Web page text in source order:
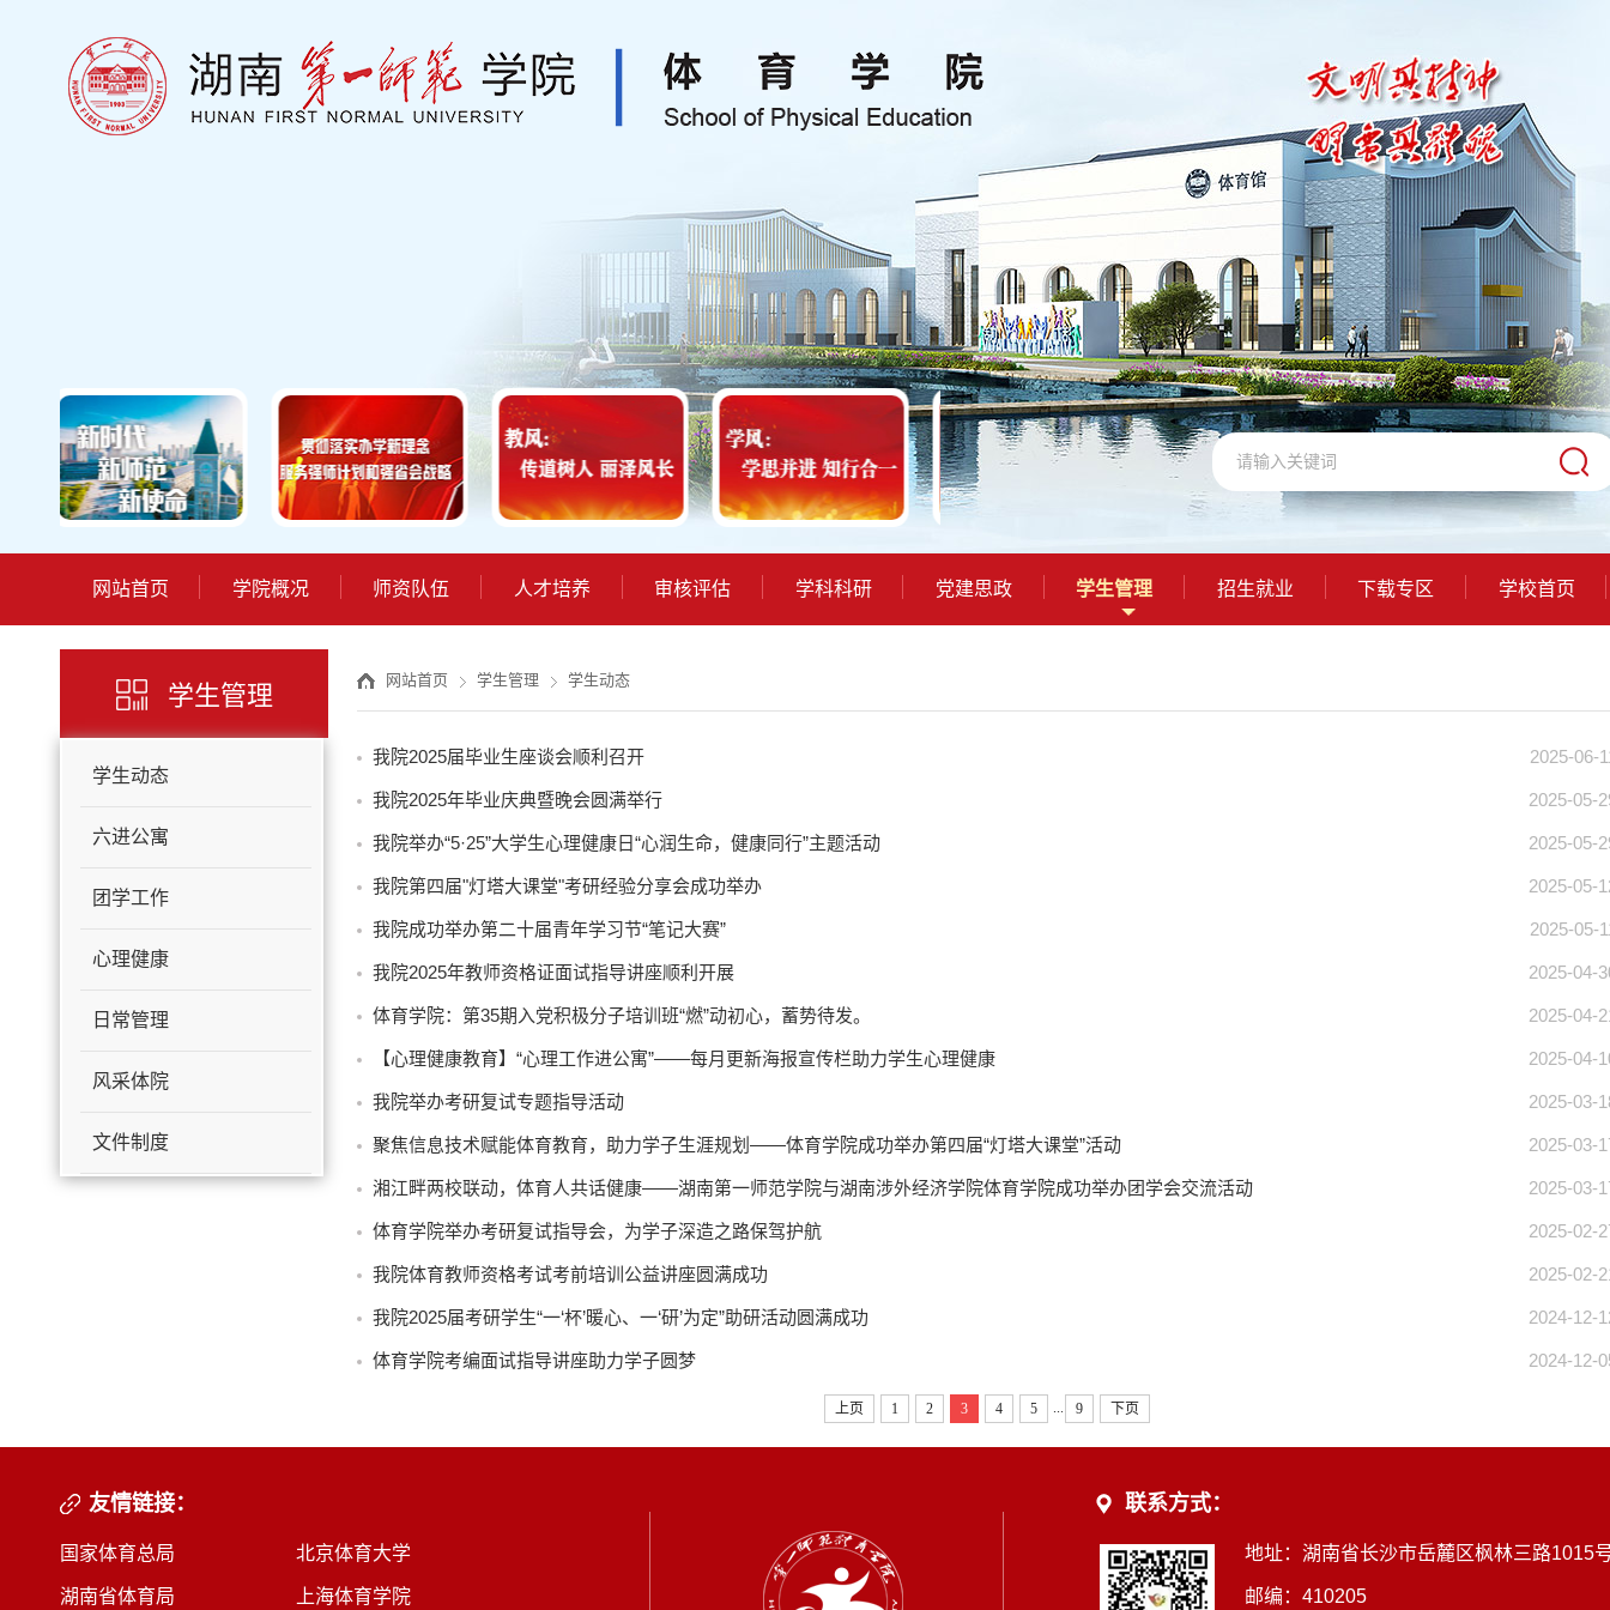
网站首页 学院概况 师资队伍 人才培养 审核评估 学科科研 党建思政 学生管理 招生就业 下载专区 学校首页
学生管理
学生动态
六进公寓
团学工作
心理健康
日常管理
风采体院
文件制度
网站首页 学生管理 学生动态
2025-06-
我院2025届毕业生座谈会顺利召开
2025-05-
我院2025年毕业庆典暨晚会圆满举行
2025-05-
我院举办“5·25”大学生心理健康日“心润生命，健康同行”主题活动
2025-05-
我院第四届"灯塔大课堂"考研经验分享会成功举办
2025-05-
我院成功举办第二十届青年学习节“笔记大赛”
2025-04-
我院2025年教师资格证面试指导讲座顺利开展
2025-04-
体育学院：第35期入党积极分子培训班“燃”动初心，蓄势待发。
2025-04-
【心理健康教育】“心理工作进公寓”——每月更新海报宣传栏助力学生心理健康
2025-03-
我院举办考研复试专题指导活动
2025-03-
聚焦信息技术赋能体育教育，助力学子生涯规划——体育学院成功举办第四届“灯塔大课堂”活动
2025-03-
湘江畔两校联动，体育人共话健康——湖南第一师范学院与湖南涉外经济学院体育学院成功举办团学会交流活动
2025-02-
体育学院举办考研复试指导会，为学子深造之路保驾护航
2025-02-
我院体育教师资格考试考前培训公益讲座圆满成功
2024-12-
我院2025届考研学生“一‘杯’暖心、一‘研’为定”助研活动圆满成功
2024-12-
体育学院考编面试指导讲座助力学子圆梦
上页 1 2 3 4 5 9 下页
友情链接：
国家体育总局 北京体育大学
湖南省体育局 上海体育学院
联系方式：
地址：湖南省长沙市岳麓区枫林三路1015
邮编：410205